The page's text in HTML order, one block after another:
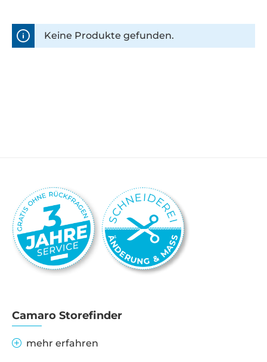
Keine Produkte gefunden.
Camaro Storefinder
mehr erfahren